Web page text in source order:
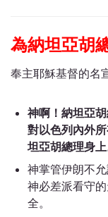
為納坦亞胡
奉主耶穌基督的名
神啊！納坦亞
對以色列內外
坦亞胡總理身上
神掌管伊朗不
神必差派看守
全。